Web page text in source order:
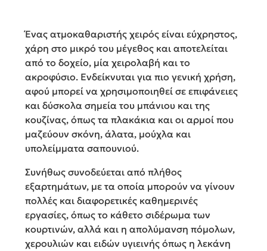
Ένας ατμοκαθαριστής χειρός είναι εύχρηστος,
χάρη στο μικρό του μέγεθος και αποτελείται
από το δοχείο, μία χειρολαβή και το
ακροφύσιο. Ενδείκνυται για πιο γενική χρήση,
αφού μπορεί να χρησιμοποιηθεί σε επιφάνειες
και δύσκολα σημεία του μπάνιου και της
κουζίνας, όπως τα πλακάκια και οι αρμοί που
μαζεύουν σκόνη, άλατα, μούχλα και
υπολείμματα σαπουνιού.
Συνήθως συνοδεύεται από πλήθος
εξαρτημάτων, με τα οποία μπορούν να γίνουν
πολλές και διαφορετικές καθημερινές
εργασίες, όπως το κάθετο σιδέρωμα των
κουρτινών, αλλά και η απολύμανση πόμολων,
χερουλιών και ειδών υγιεινής όπως η λεκάνη